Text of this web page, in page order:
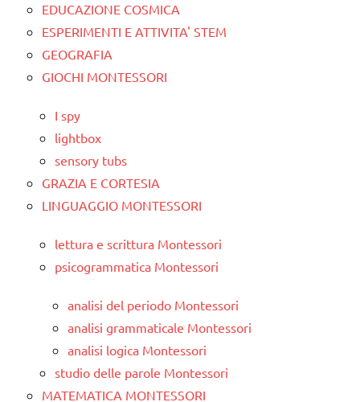
EDUCAZIONE COSMICA
ESPERIMENTI E ATTIVITA' STEM
GEOGRAFIA
GIOCHI MONTESSORI
I spy
lightbox
sensory tubs
GRAZIA E CORTESIA
LINGUAGGIO MONTESSORI
lettura e scrittura Montessori
psicogrammatica Montessori
analisi del periodo Montessori
analisi grammaticale Montessori
analisi logica Montessori
studio delle parole Montessori
MATEMATICA MONTESSORI